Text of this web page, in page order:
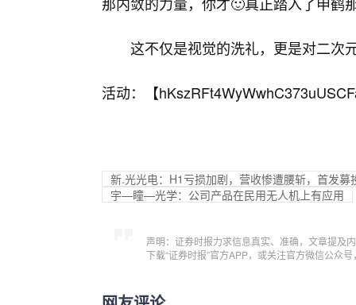
这不仅是视觉的洗礼，更是对二次
活动：【
新.光光电：H1亏损加剧，营收惨遭腰斩，首发募
宇—瞳—光学：公司产品在民用无人机上有应用
声明：证券时报力求信息真实、准确，文章提及
下载“证券时报”官方APP，或关注官方微信公众